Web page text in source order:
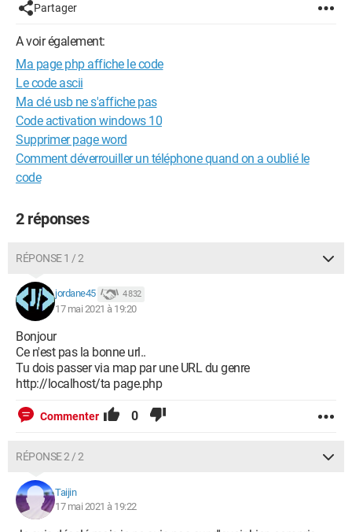
Partager
A voir également:
Ma page php affiche le code
Le code ascii
Ma clé usb ne s'affiche pas
Code activation windows 10
Supprimer page word
Comment déverrouiller un téléphone quand on a oublié le
code
2 réponses
RÉPONSE 1 / 2
jordane45 4 832
17 mai 2021 à 19:20
Bonjour
Ce n'est pas la bonne url..
Tu dois passer via map par une URL du genre
http://localhost/ta page.php
Commenter 0
RÉPONSE 2 / 2
Taijin
17 mai 2021 à 19:22